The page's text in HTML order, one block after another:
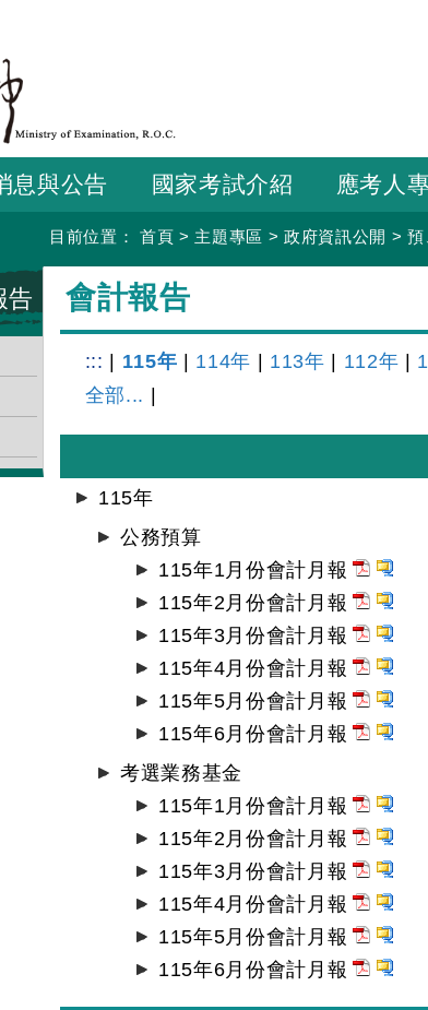
息與公告 國家考試介紹 應考人
目前位置： 首頁 > 主題專區 >政府資訊公開 >預
告
:::
會計報告
::: 115年 114年 113年 112年
全部...
115年
公務預算
115年1月份會計月報
115年2月份會計月報
115年3月份會計月報
115年4月份會計月報
115年5月份會計月報
115年6月份會計月報
考選業務基金
115年1月份會計月報
115年2月份會計月報
115年3月份會計月報
115年4月份會計月報
115年5月份會計月報
115年6月份會計月報